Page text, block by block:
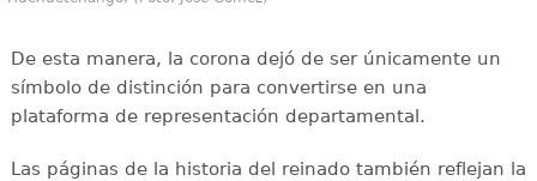
De esta manera, la corona dejó de ser únicamente un
símbolo de distinción para convertirse en una
plataforma de representación departamental.
Las páginas de la historia del reinado también reflejan la